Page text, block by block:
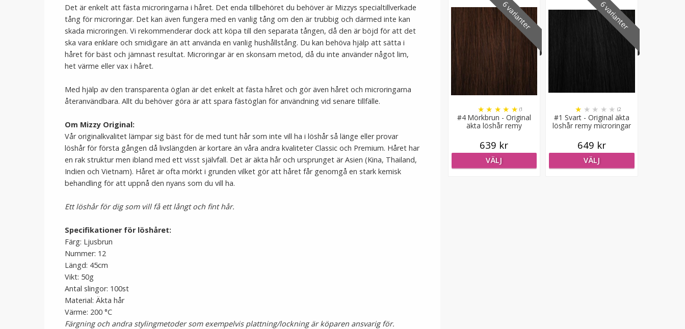
Det är enkelt att fästa microringarna i håret. Det enda tillbehöret du behöver är Mizzys specialtillverkade
tång för microringar. Det kan även fungera med en vanlig tång om den är trubbig och därmed inte kan
skada microringen. Vi rekommenderar dock att köpa till den separata tången, då den är böjd för att det
ska vara enklare och smidigare än att använda en vanlig hushållstång. Du kan behöva hjälp att sätta i
håret för bäst och jämnast resultat. Microringar är en skonsam metod, då du inte använder något lim,
het värme eller vax i håret.
Med hjälp av den transparenta öglan är det enkelt at fästa håret och gör även håret och microringarna
återanvändbara. Allt du behöver göra är att spara fästöglan för användning vid senare tillfälle.
Om Mizzy Original:
Vår originalkvalitet lämpar sig bäst för de med tunt hår som inte vill ha i löshår så länge eller provar
löshår för första gången då livslängden är kortare än våra andra kvaliteter Classic och Premium. Håret har
en rak struktur men ibland med ett visst självfall. Det är äkta hår och ursprunget är Asien (Kina, Thailand,
Indien och Vietnam). Håret är ofta mörkt i grunden vilket gör att håret får genomgå en stark kemisk
behandling för att uppnå den nyans som du vill ha.
Ett löshår för dig som vill få ett långt och fint hår.
Specifikationer för löshåret:
Färg: Ljusbrun
Nummer: 12
Längd: 45cm
Vikt: 50g
Antal slingor: 100st
Material: Äkta hår
Värme: 200 °C
Färgning och andra stylingmetoder som exempelvis plattning/lockning är köparen ansvarig för.
6 varianter
#4 Mörkbrun - Original
äkta löshår remy
microringar loop
★ ★ ★ ★ ★ (1
recensioner)
639 kr
VÄLJ
6 varianter
#1 Svart - Original äkta
löshår remy microringar
loop
★ ★ ★ ★ ★ (2
recensioner)
649 kr
VÄLJ